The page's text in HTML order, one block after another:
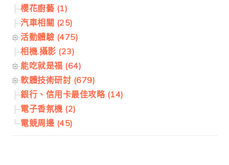
櫻花廚藝 (1)
汽車相關 (25)
活動體驗 (475)
相機.攝影 (23)
能吃就是福 (64)
軟體技術研討 (679)
銀行、信用卡最佳攻略 (14)
電子香氛機 (2)
電競周邊 (45)